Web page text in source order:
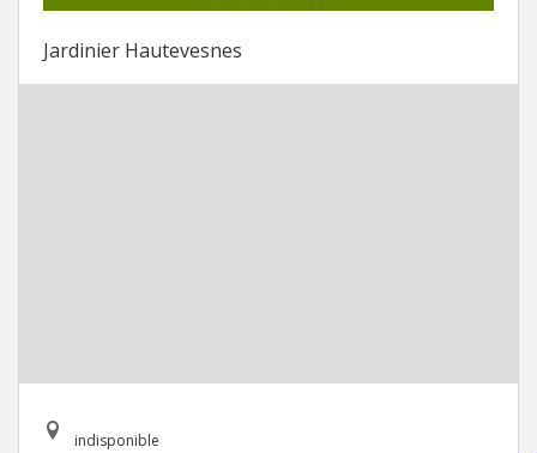
Jardinier Hautevesnes
indisponible